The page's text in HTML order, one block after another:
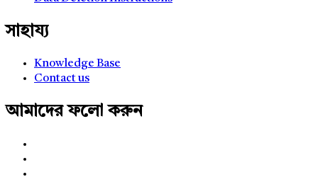
সাহায্য
Knowledge Base
Contact us
আমাদের ফলো করুন